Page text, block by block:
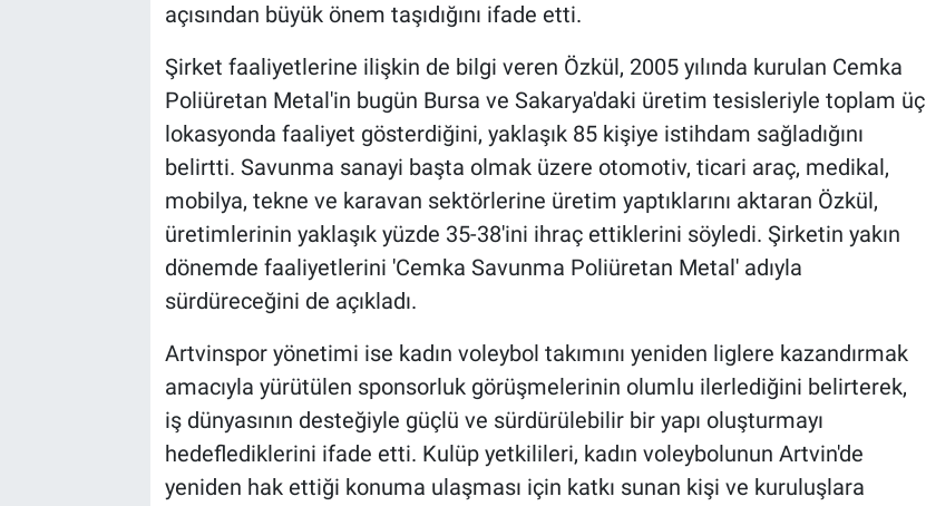
açısından büyük önem taşıdığını ifade etti.
Şirket faaliyetlerine ilişkin de bilgi veren Özkül, 2005 yılında kurulan Cemka
Poliüretan Metal'in bugün Bursa ve Sakarya'daki üretim tesisleriyle toplam üç
lokasyonda faaliyet gösterdiğini, yaklaşık 85 kişiye istihdam sağladığını
belirtti. Savunma sanayi başta olmak üzere otomotiv, ticari araç, medikal,
mobilya, tekne ve karavan sektörlerine üretim yaptıklarını aktaran Özkül,
üretimlerinin yaklaşık yüzde 35-38'ini ihraç ettiklerini söyledi. Şirketin yakın
dönemde faaliyetlerini 'Cemka Savunma Poliüretan Metal' adıyla
sürdüreceğini de açıkladı.
Artvinspor yönetimi ise kadın voleybol takımını yeniden liglere kazandırmak
amacıyla yürütülen sponsorluk görüşmelerinin olumlu ilerlediğini belirterek,
iş dünyasının desteğiyle güçlü ve sürdürülebilir bir yapı oluşturmayı
hedeflediklerini ifade etti. Kulüp yetkilileri, kadın voleybolunun Artvin'de
yeniden hak ettiği konuma ulaşması için katkı sunan kişi ve kuruluşlara